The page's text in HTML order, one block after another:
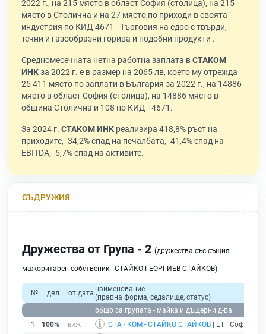
2022 г., на 215 място в област София (столица), на 215
място в Столична и на 27 място по приходи в своята
индустрия по КИД 4671 - Търговия на едро с твърди,
течни и газообразни горива и подобни продукти .
Средномесечната нетна работна заплата вСТАКОМ
ИНКза 2022 г. е в размер на 2065 лв, което му отрежда
25 411 място по заплати в България за 2022 г., на 14886
място в област София (столица), на 14886 място в
община Столична и 108 по КИД - 4671.
За 2024 г. СТАКОМ ИНК реализира 418,8% ръст на
приходите, -34,2% спад на печалбата, -41,4% спад на
EBITDA, -5,7% спад на активите.
СЪДРУЖИЯ
Дружества от Група - 2 (дружества със същия
мажоритарен собственик - СТАЙКО ГЕОРГИЕВ СТАЙКОВ)
№ дял от дата наименование
(правна форма, седалище, статус)
общо за групата - майка и дъщерни д-ва
1
100% СТА - КОМ - СТАЙКО СТАЙКОВ | ЕТ | София |